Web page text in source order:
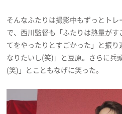
そんなふたりは撮影中もずっとト
で、西川監督も「ふたりは熱量が
てをやったりとすごかった」と振
なりたいし(笑)」と豆原。さらに兵
(笑)」とこともなげに笑った。